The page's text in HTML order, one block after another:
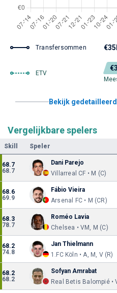
Transfersommen
ETV
Bekijk
Vergelijkbare spelers
Skill Speler
68.7
68.7
Dani Parejo
Villarreal CF • M (C)
68.6
69.9
Fábio Vieira
Arsenal FC • M (CR)
68.3
78.7
Roméo Lavia
Chelsea • VM, M (C)
68.2
74.8
Jan Thielmann
1.FC Köln • A, M, V (R)
68.2
68.2
Sofyan Amrabat
Real Betis Balompié •